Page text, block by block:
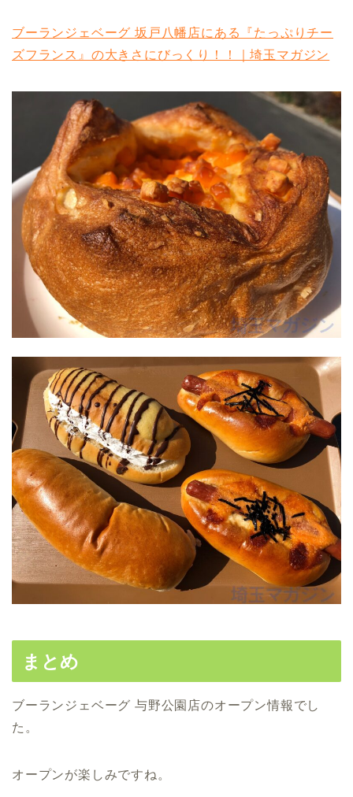
ブーランジェベーグ 坂戸八幡店にある『たっぷりチー
ズフランス』の大きさにびっくり！！｜埼玉マガジン
まとめ
ブーランジェベーグ 与野公園店のオープン情報でし
た。
オープンが楽しみですね。